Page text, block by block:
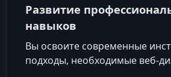
Развитие
навыков
Вы освоите современные
подходы, необходимые веб-